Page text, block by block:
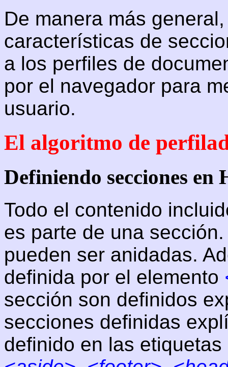
De manera más
características de
a los perfiles de
por el navegador para
usuario.
El algoritmo de
Definiendo secciones en
Todo el contenido
es parte de una
pueden ser anidadas.
definida por el elemento
sección son definidos
secciones definidas
definido en las etiquetas